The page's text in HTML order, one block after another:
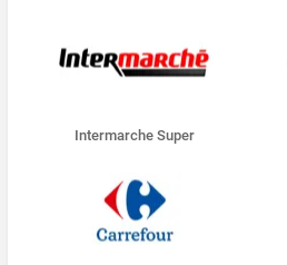
Intermarche Super